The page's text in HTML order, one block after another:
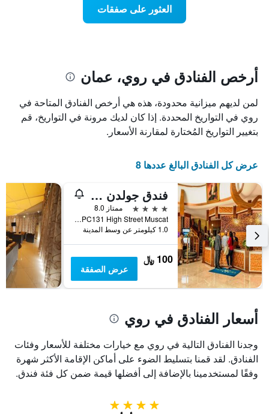
متوسط
الغرفة
هذه
الليلة
الذي
عليه
خلال
آخر
3
أيام
خلال
آخر
أيام
مع
التصنيف
حسب
يتضمن
المخطط
1
محور
X
الذي
يعرض
فئات
الفنادق
بالنجوم.
يتضمن
المخطط
محور
Y
يعرض
متوسط
سعر
غرفة
العثور على صفقات
أرخص الفنادق في روي، عمان
لمن لديهم ميزانية محدودة، هذه هي أرخص الفنادق المتاحة في
روي في التواريخ المحددة. إذا كان لديك مرونة في التواريخ، قم
بتغيير التواريخ المُختارة لمقارنة الأسعار.
عرض كل الفنادق البالغ عددها 8
فندق جولدن توليب هيدينجتون روي
4 نجوم
ممتاز 8.0
254PC131 High Street Muscat, روي, عمان
1.0 كيلومتر عن وسط المدينة
100 ﷼
عرض الصفقة
أسعار الفنادق في روي
وجدنا الفنادق التالية في روي مع خيارات مختلفة للأسعار وفئات
الفنادق. لقد قمنا بتسليط الضوء على أماكن الإقامة الأكثر شهرة
وفقًا لمستخدمينا بالإضافة إلى أفضلها قيمة ضمن كل فئة فندق.
4 نجوم